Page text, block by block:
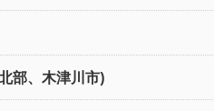
、木津川市)